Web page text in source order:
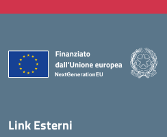
Link Esterni